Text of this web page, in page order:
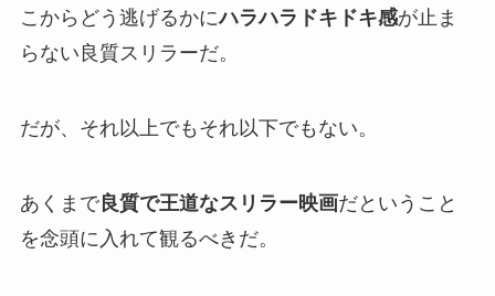
こからどう逃げるかにハラハラドキドキ感が止ま
らない良質スリラーだ。
だが、それ以上でもそれ以下でもない。
あくまで良質で王道なスリラー映画だということ
を念頭に入れて観るべきだ。